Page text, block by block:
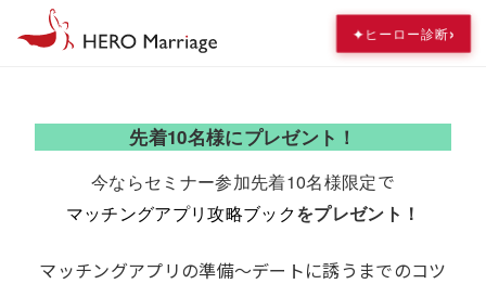
✦ヒーロー診断›
先着10名様にプレゼント！
今ならセミナー参加先着10名様限定で
マッチングアプリ攻略ブックをプレゼント！
マッチングアプリの準備～デートに誘うまでのコツ